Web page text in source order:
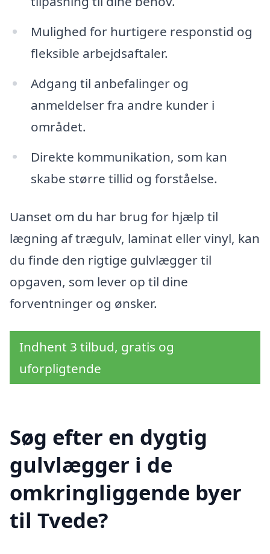
Mulighed for hurtigere responstid og
fleksible arbejdsaftaler.
Adgang til anbefalinger og
anmeldelser fra andre kunder i
området.
Direkte kommunikation, som kan
skabe større tillid og forståelse.
Uanset om du har brug for hjælp til
lægning af trægulv, laminat eller vinyl, kan
du finde den rigtige gulvlægger til
opgaven, som lever op til dine
forventninger og ønsker.
Indhent 3 tilbud, gratis og
uforpligtende
Søg efter en dygtig
gulvlægger i de
omkringliggende byer
til Tvede?